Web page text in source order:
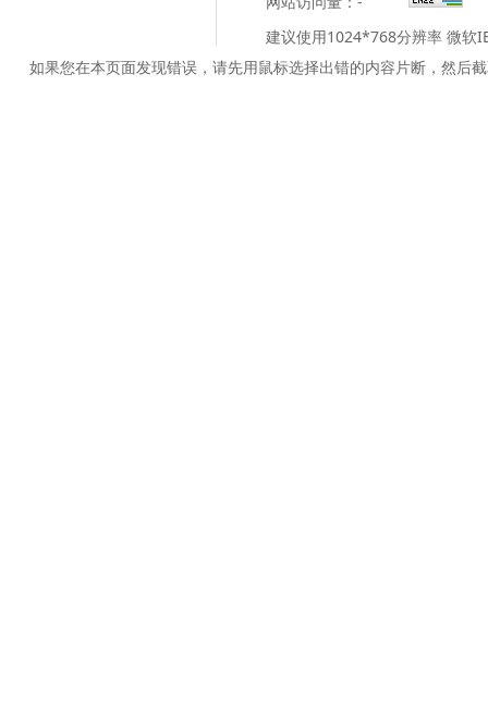
建议使用1024*768分辨率 微软
如果您在本页面发现错误，请先用鼠标选择出错的内容片断，然后